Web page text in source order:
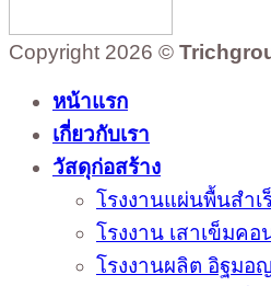
Copyright 2026 ©
หน้าแรก
เกี่ยวกับเรา
วัสดุก่อสร้าง
โรงงานแผ่นพื้นสำเ
โรงงาน เสาเข็มคอ
โรงงานผลิต อิฐมอ